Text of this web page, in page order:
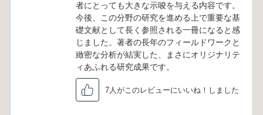
者にとっても大きな示唆を与える内容です。
今後、この分野の研究を進める上で重要な基
礎文献として長く参照される一冊になると感
じました。著者の長年のフィールドワークと
緻密な分析が結実した、まさにオリジナリテ
ィあふれる研究成果です。
7人がこのレビューにいいね！しました